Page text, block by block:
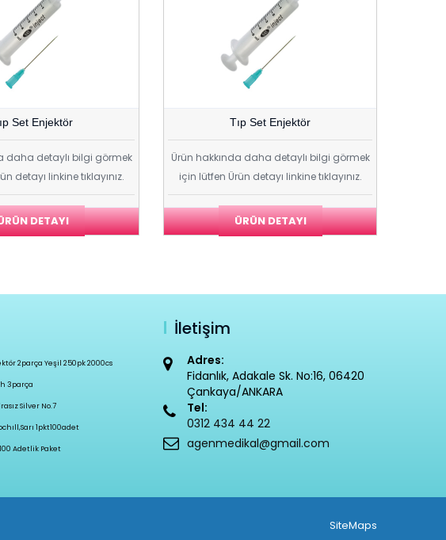
Set Enjektör
daha detaylı bilgi görmek
detayı linkine tıklayınız.
DETAYI
Tıp Set Enjektör
Ürün hakkında daha detaylı bilgi görmek
için lütfen Ürün detayı linkine tıklayınız.
ÜRÜN DETAYI
2parça Yeşil 250pk 2000cs
3parça
Silver No.7
1pkt100adet
Adetlik Paket
İletişim
Adres:
Fidanlık, Adakale Sk. No:16, 06420
Çankaya/ANKARA
Tel:
0312 434 44 22
agenmedikal@gmail.com
SiteMaps